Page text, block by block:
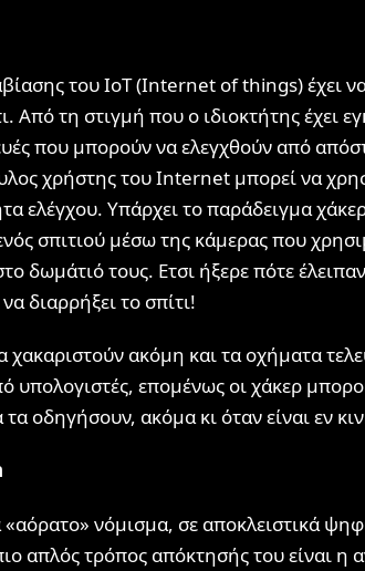
του IoT (Internet of things) έχει
Από τη στιγμή που ο ιδιοκτήτης έχει
που μπορούν να ελεγχθούν από
χρήστης του Internet μπορεί να
ελέγχου. Υπάρχει το παράδειγμα
σπιτιού μέσω της κάμερας που
δωμάτιό τους. Ετσι ήξερε πότε
διαρρήξει το σπίτι!
ακόμη και τα οχήματα
υπολογιστές, επομένως οι χάκερ
τα οδηγήσουν, ακόμα κι όταν είναι εν
«αόρατο» νόμισμα, σε αποκλειστικά
απλός τρόπος απόκτησής του είναι η